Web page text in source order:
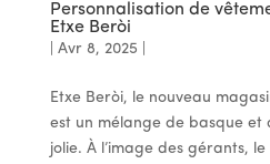
Personnalisation de
Etxe Beròi
Avr 8, 2025
Etxe Beròi, le nouveau
est un mélange de basque et
jolie. À l’image des gérants,